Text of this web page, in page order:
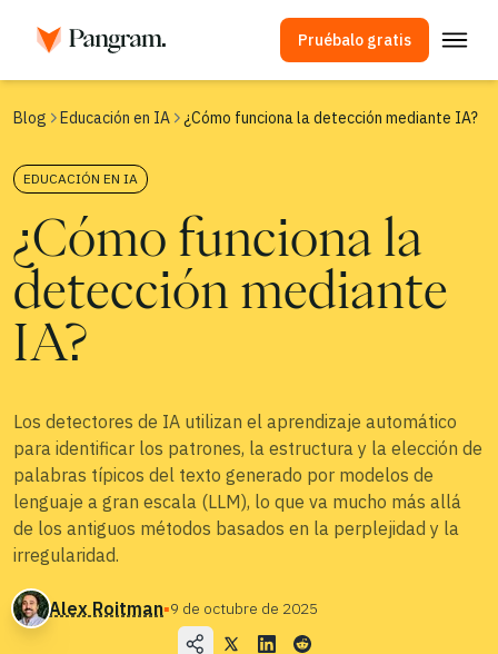
Pruébalo gratis
Detector de imágenes
Extensión para el navegador
API
Integraciones
Verificador de plagio
Casos de uso
Empresa
Blog
Póngase en contacto con el departamento de
Blog Educación en IA ¿Cómo funciona la detección mediante IA?
EDUCACIÓN EN IA
¿Cómo funciona la
detección mediante
IA?
Los detectores de IA utilizan el aprendizaje automático
para identificar los patrones, la estructura y la elección de
palabras típicos del texto generado por modelos de
lenguaje a gran escala (LLM), lo que va mucho más allá
de los antiguos métodos basados en la perplejidad y la
irregularidad.
Alex Roitman▪9 de octubre de 2025